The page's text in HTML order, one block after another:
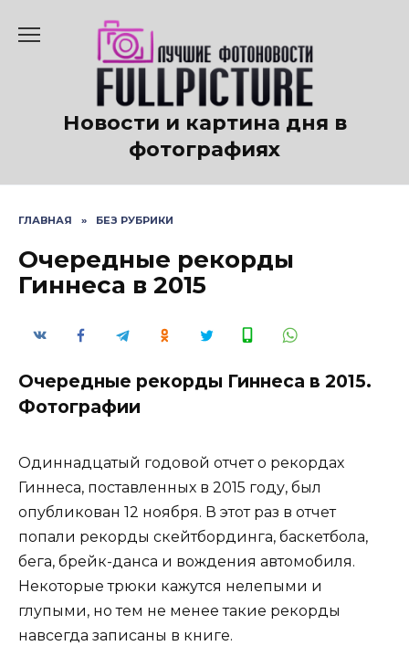
содержанию
Новости и картина дня в
фотографиях
ГЛАВНАЯ » БЕЗ РУБРИКИ
Очередные рекорды
Гиннеса в 2015
Очередные рекорды Гиннеса в 2015.
Фотографии
Одиннадцатый годовой отчет о рекордах
Гиннеса, поставленных в 2015 году, был
опубликован 12 ноября. В этот раз в отчет
попали рекорды скейтбординга, баскетбола,
бега, брейк-данса и вождения автомобиля.
Некоторые трюки кажутся нелепыми и
глупыми, но тем не менее такие рекорды
навсегда записаны в книге.